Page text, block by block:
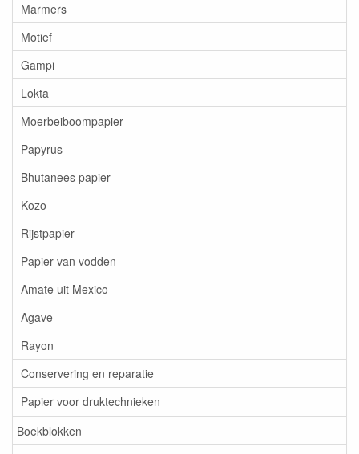
Marmers
Motief
Gampi
Lokta
Moerbeiboompapier
Papyrus
Bhutanees papier
Kozo
Rijstpapier
Papier van vodden
Amate uit Mexico
Agave
Rayon
Conservering en reparatie
Papier voor druktechnieken
Boekblokken